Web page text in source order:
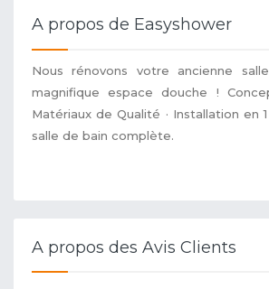
A propos de Easyshower
Nous rénovons votre ancienne
magnifique espace douche !
Matériaux de Qualité · Installation en
salle de bain complète.
A propos des Avis Clients